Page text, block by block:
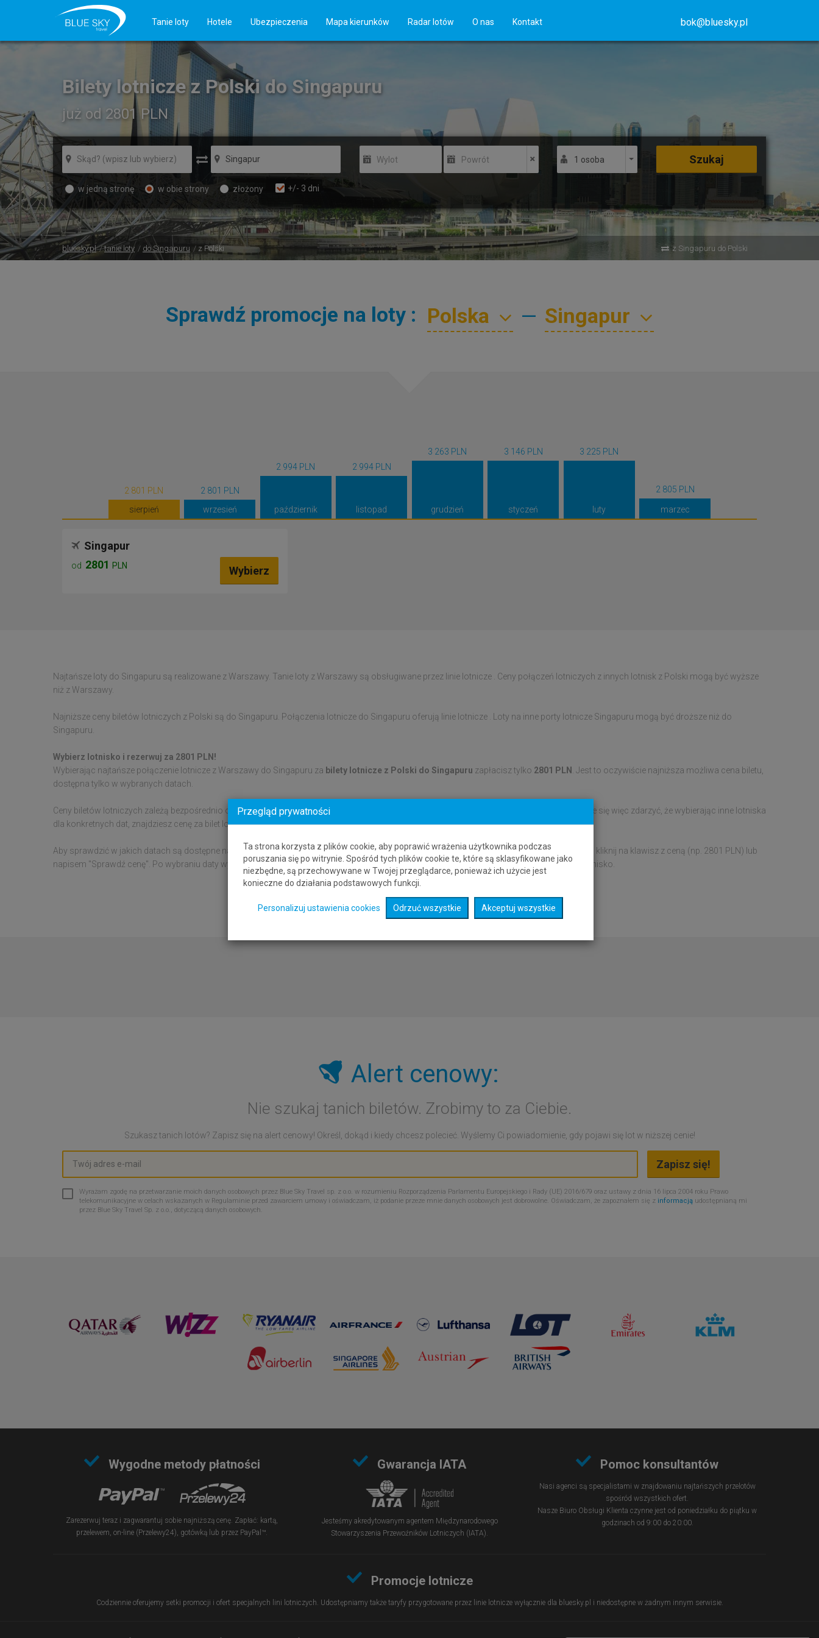
Tanie loty Hotele Ubezpieczenia Mapa kierunków Radar lotów O nas Kontakt bok@bluesky.pl
Bilety lotnicze z Polski do Singapuru
już od 2801PLN
Wylot Powrót 1 osoba
w jedną stronę w obie strony złożony +/- 3 dni
Szukaj
bluesky.pl tanie loty do Singapuru z Polski z Singapuru do Polski
Sprawdź promocje na loty : —
2 801 PLN
sierpień
2 801 PLN
wrzesień
2 994 PLN
październik
2 994 PLN
listopad
3 263 PLN
grudzień
3 146 PLN
styczeń
3 225 PLN
luty
2 805 PLN
marzec
Singapur
od 2801 PLN Wybierz
Najtańsze loty do Singapuru są realizowane z Warszawy. Tanie loty z Warszawy są obsługiwane przez linie lotnicze . Ceny połączeń lotniczych z innych lotnisk z Polski mogą być wyższe
niż z Warszawy.
Najniższe ceny biletów lotniczych z Polski są do Singapuru. Połączenia lotnicze do Singapuru oferują linie lotnicze . Loty na inne porty lotnicze Singapuru mogą być droższe niż do
Singapuru.
Wybierz lotnisko i rezerwuj za 2801 PLN!
Wybierając najtańsze połączenie lotnicze z Warszawy do Singapuru za bilety lotnicze z Polski do Singapuru zapłacisz tylko 2801 PLN . Jest to oczywiście najniższa możliwa cena biletu,
dostępna tylko w wybranych datach.
Ceny biletów lotniczych zależą bezpośrednio od aktualnej dostępności miejsc w samolotach. Dostępność miejsc zmienia się codziennie. Może się więc zdarzyć, że wybierając inne lotniska
dla konkretnych dat, znajdziesz cenę za bilet lotniczy z Polski do Singapuru niższą od powyższej z Warszawy do Singapuru.
Aby sprawdzić w jakich datach są dostępne najtańszebilety lotnicze z Polski do Singapuruwybierz lotnisko, na którym chcesz wylądować i kliknij na klawisz z ceną (np. 2801 PLN) lub
napisem "Sprawdź cenę". Po wybraniu daty wylotu i/lub powrotu na następnej stronie zostaną wyszukane połączenia lotnicze na wybrane lotnisko.
Alert cenowy:
Nie szukaj tanich biletów. Zrobimy to za Ciebie.
Szukasz tanich lotów? Zapisz się na alert cenowy! Określ, dokąd i kiedy chcesz polecieć. Wyślemy Ci powiadomienie, gdy pojawi się lot w niższej cenie!
Wyrażam zgodę na przetwarzanie moich danych osobowych przez Blue Sky Travel sp. z o.o. w rozumieniu Rozporządzenia Parlamentu Europejskiego i Rady (UE) 2016/679 oraz ustawy z dnia 16 lipca 2004 roku Prawo
telekomunikacyjne w celach wskazanych w Regulaminie przed zawarciem umowy i oświadczam, iż podanie przeze mnie danych osobowych jest dobrowolne. Oświadczam, że zapoznałem się z informacją udostępnianą mi
przez Blue Sky Travel Sp. z o.o., dotyczącą danych osobowych.
Wygodne metody płatności
Zarezerwuj teraz i zagwarantuj sobie najniższą cenę. Zapłać: kartą,
przelewem, on-line (Przelewy24), gotówką lub przez PayPal™.
Gwarancja IATA
Jesteśmy akredytowanym agentem Międzynarodowego
Stowarzyszenia Przewoźników Lotniczych (IATA).
Pomoc konsultantów
Nasi agenci są specjalistami w znajdowaniu najtańszych przelotów
spośród wszystkich ofert.
Nasze Biuro Obsługi Klienta czynne jest od poniedziałku do piątku w
godzinach od 9:00 do 20:00.
Promocje lotnicze
Codziennie oferujemy setki promocji i ofert specjalnych lini lotniczych. Udostępniamy także taryfy przygotowane przez linie lotnicze wyłącznie dla bluesky.pl i niedostępne w żadnym innym serwisie.
Przegląd prywatności
Ta strona korzysta z plików cookie, aby poprawić wrażenia użytkownika podczas
poruszania się po witrynie. Spośród tych plików cookie te, które są sklasyfikowane jako
niezbędne, są przechowywane w Twojej przeglądarce, ponieważ ich użycie jest
konieczne do działania podstawowych funkcji.
Personalizuj ustawienia cookies Odrzuć wszystkie Akceptuj wszystkie